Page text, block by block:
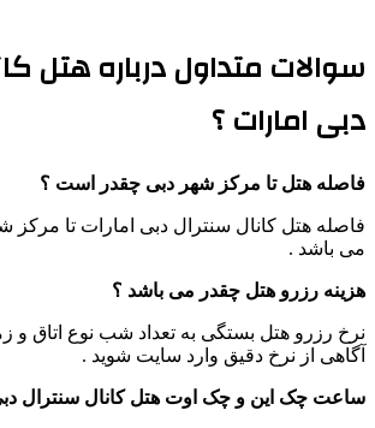
سوالات متداول درباره هتل
دبی امارات ؟
فاصله هتل تا مرکز شهر دبی چقدر است ؟
می باشد .
هزینه رزرو هتل چقدر می باشد ؟
نرخ رزرو هتل بستگی به تعداد شب نوع اتاق و
آگاهی از نرخ دقیق وارد سایت شوید .
ساعت چک این و چک اوت هتل کانال سنترال